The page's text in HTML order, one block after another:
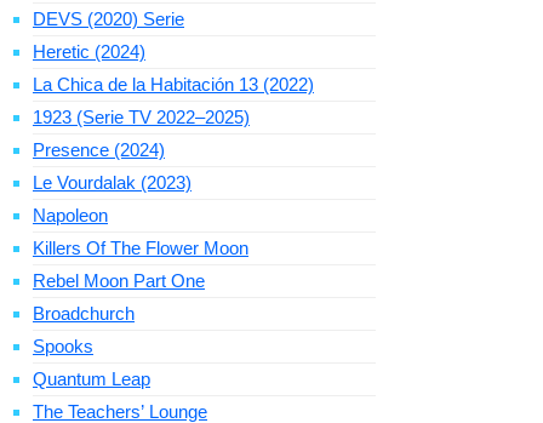
DEVS (2020) Serie
Heretic (2024)
La Chica de la Habitación 13 (2022)
1923 (Serie TV 2022–2025)
Presence (2024)
Le Vourdalak (2023)
Napoleon
Killers Of The Flower Moon
Rebel Moon Part One
Broadchurch
Spooks
Quantum Leap
The Teachers’ Lounge